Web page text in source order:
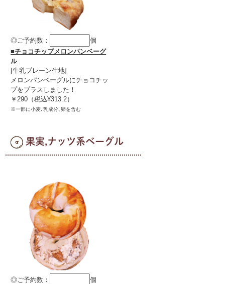
◎ご予約数：
個
■チョコチップメロンパンベーグ
ル
[牛乳プレーン生地]
メロンパンベーグルにチョコチッ
プをプラスしました！
￥290（税込¥313.2）
※一部に小麦､乳成分､卵を含む
果実,ナッツ系ベーグル
◎ご予約数：
個